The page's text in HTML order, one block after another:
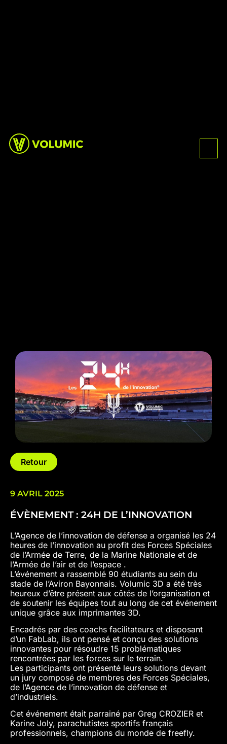
Retour
9 AVRIL 2025
ÉVÈNEMENT : 24H DE L’INNOVATION
L’Agence de l’innovation de défense a organisé les 24
heures de l’innovation au profit des Forces Spéciales
de l’Armée de Terre, de la Marine Nationale et de
l’Armée de l’air et de l’espace .
L’événement a rassemblé 90 étudiants au sein du
stade de l’Aviron Bayonnais. Volumic 3D a été très
heureux d’être présent aux côtés de l’organisation et
de soutenir les équipes tout au long de cet événement
unique grâce aux imprimantes 3D.
Encadrés par des coachs facilitateurs et disposant
d’un FabLab, ils ont pensé et conçu des solutions
innovantes pour résoudre 15 problématiques
rencontrées par les forces sur le terrain.
Les participants ont présenté leurs solutions devant
un jury composé de membres des Forces Spéciales,
de l’Agence de l’innovation de défense et
d’industriels.
Cet événement était parrainé par Greg CROZIER et
Karine Joly, parachutistes sportifs français
professionnels, champions du monde de freefly.